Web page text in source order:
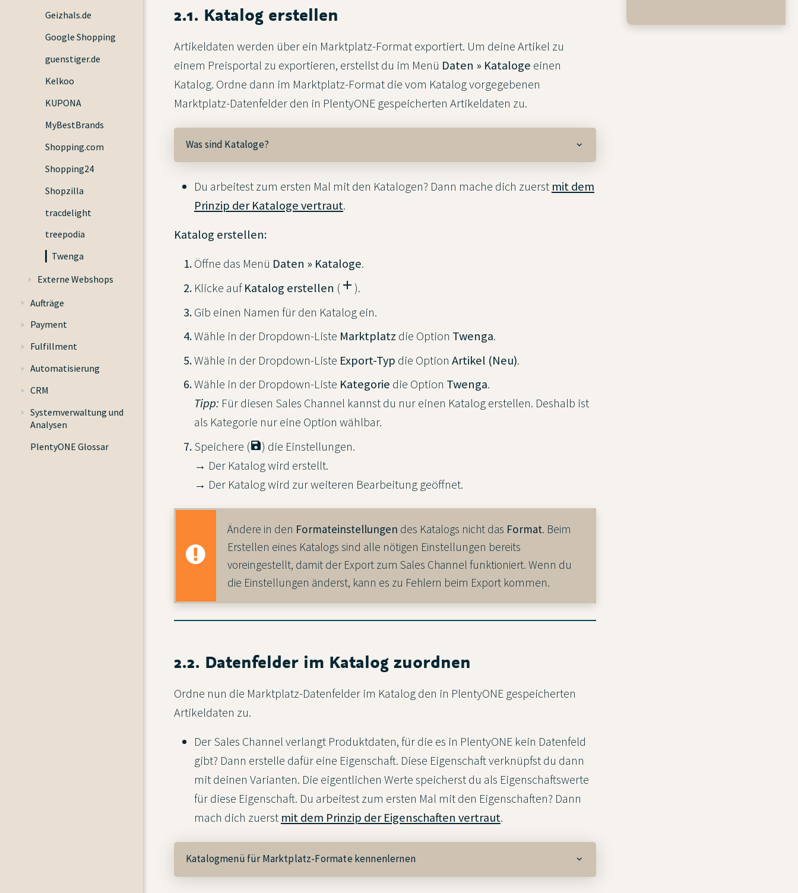
Geizhals.de
Google Shopping
guenstiger.de
Kelkoo
KUPONA
MyBestBrands
Shopping.com
Shopping24
Shopzilla
tracdelight
treepodia
Twenga
Externe Webshops
Aufträge
Payment
Fulfillment
Automatisierung
CRM
Systemverwaltung und
Analysen
PlentyONE Glossar
2.1. Katalog erstellen
Artikeldaten werden über ein Marktplatz-Format exportiert. Um deine Artikel zu
einem Preisportal zu exportieren, erstellst du im Menü Daten » Kataloge einen
Katalog. Ordne dann im Marktplatz-Format die vom Katalog vorgegebenen
Marktplatz-Datenfelder den in PlentyONE gespeicherten Artikeldaten zu.
Was sind Kataloge?
Du arbeitest zum ersten Mal mit den Katalogen? Dann mache dich zuerst mit dem
Prinzip der Kataloge vertraut.
Katalog erstellen:
Öffne das Menü Daten » Kataloge.
Klicke aufKatalog erstellen (add).
Gib einen Namen für den Katalog ein.
Wähle in der Dropdown-Liste Marktplatz die Option Twenga.
Wähle in der Dropdown-Liste Export-Typ die Option Artikel (Neu).
Wähle in der Dropdown-Liste Kategorie die Option Twenga.
Tipp: Für diesen Sales Channel kannst du nur einen Katalog erstellen. Deshalb ist
als Kategorie nur eine Option wählbar.
Speichere (
) die Einstellungen.
→ Der Katalog wird erstellt.
→ Der Katalog wird zur weiteren Bearbeitung geöffnet.
Ändere in den Formateinstellungen des Katalogs nicht das Format. Beim
Erstellen eines Katalogs sind alle nötigen Einstellungen bereits
voreingestellt, damit der Export zum Sales Channel funktioniert. Wenn du
die Einstellungen änderst, kann es zu Fehlern beim Export kommen.
2.2. Datenfelder im Katalog zuordnen
Ordne nun die Marktplatz-Datenfelder im Katalog den in PlentyONE gespeicherten
Artikeldaten zu.
Der Sales Channel verlangt Produktdaten, für die es in PlentyONE kein Datenfeld
gibt? Dann erstelle dafür eine Eigenschaft. Diese Eigenschaft verknüpfst du dann
mit deinen Varianten. Die eigentlichen Werte speicherst du als Eigenschaftswerte
für diese Eigenschaft. Du arbeitest zum ersten Mal mit den Eigenschaften? Dann
mach dich zuerst mit dem Prinzip der Eigenschaften vertraut.
Katalogmenü für Marktplatz-Formate kennenlernen